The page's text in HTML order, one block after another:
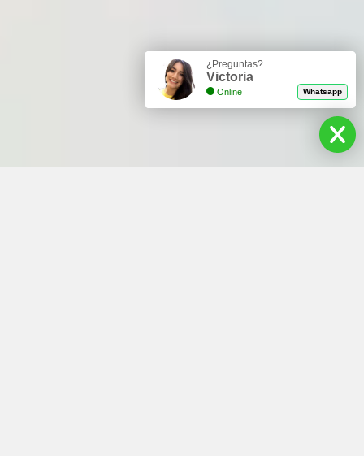
¿Preguntas?
Victoria
Online Whatsapp